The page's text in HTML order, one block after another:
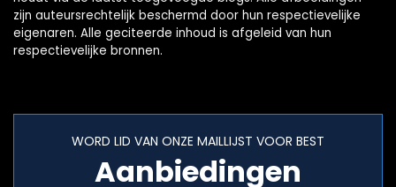
zijn auteursrechtelijk beschermd door hun respectievelijke
eigenaren. Alle geciteerde inhoud is afgeleid van hun
respectievelijke bronnen.
WORD LID VAN ONZE MAILLIJST VOOR BEST
Aanbiedingen